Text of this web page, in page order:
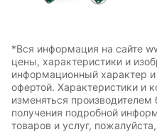
*Вся информация на сайте
цены, характеристики и
информационный характер и
офертой. Характеристики и
изменяться
получения подробной
товаров и услуг,